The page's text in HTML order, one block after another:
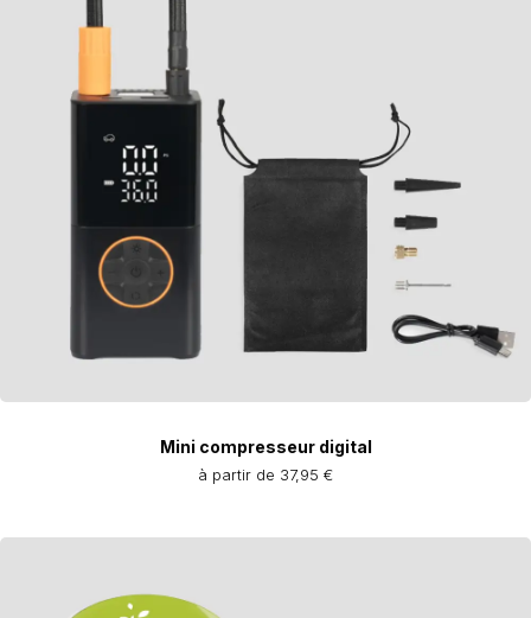
Mini compresseur digital
à partir de 37,95 €